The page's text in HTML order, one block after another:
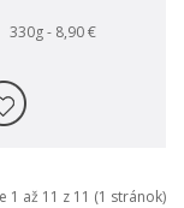
330g -8,90 €
1 až 11 z 11 (1 stránok)